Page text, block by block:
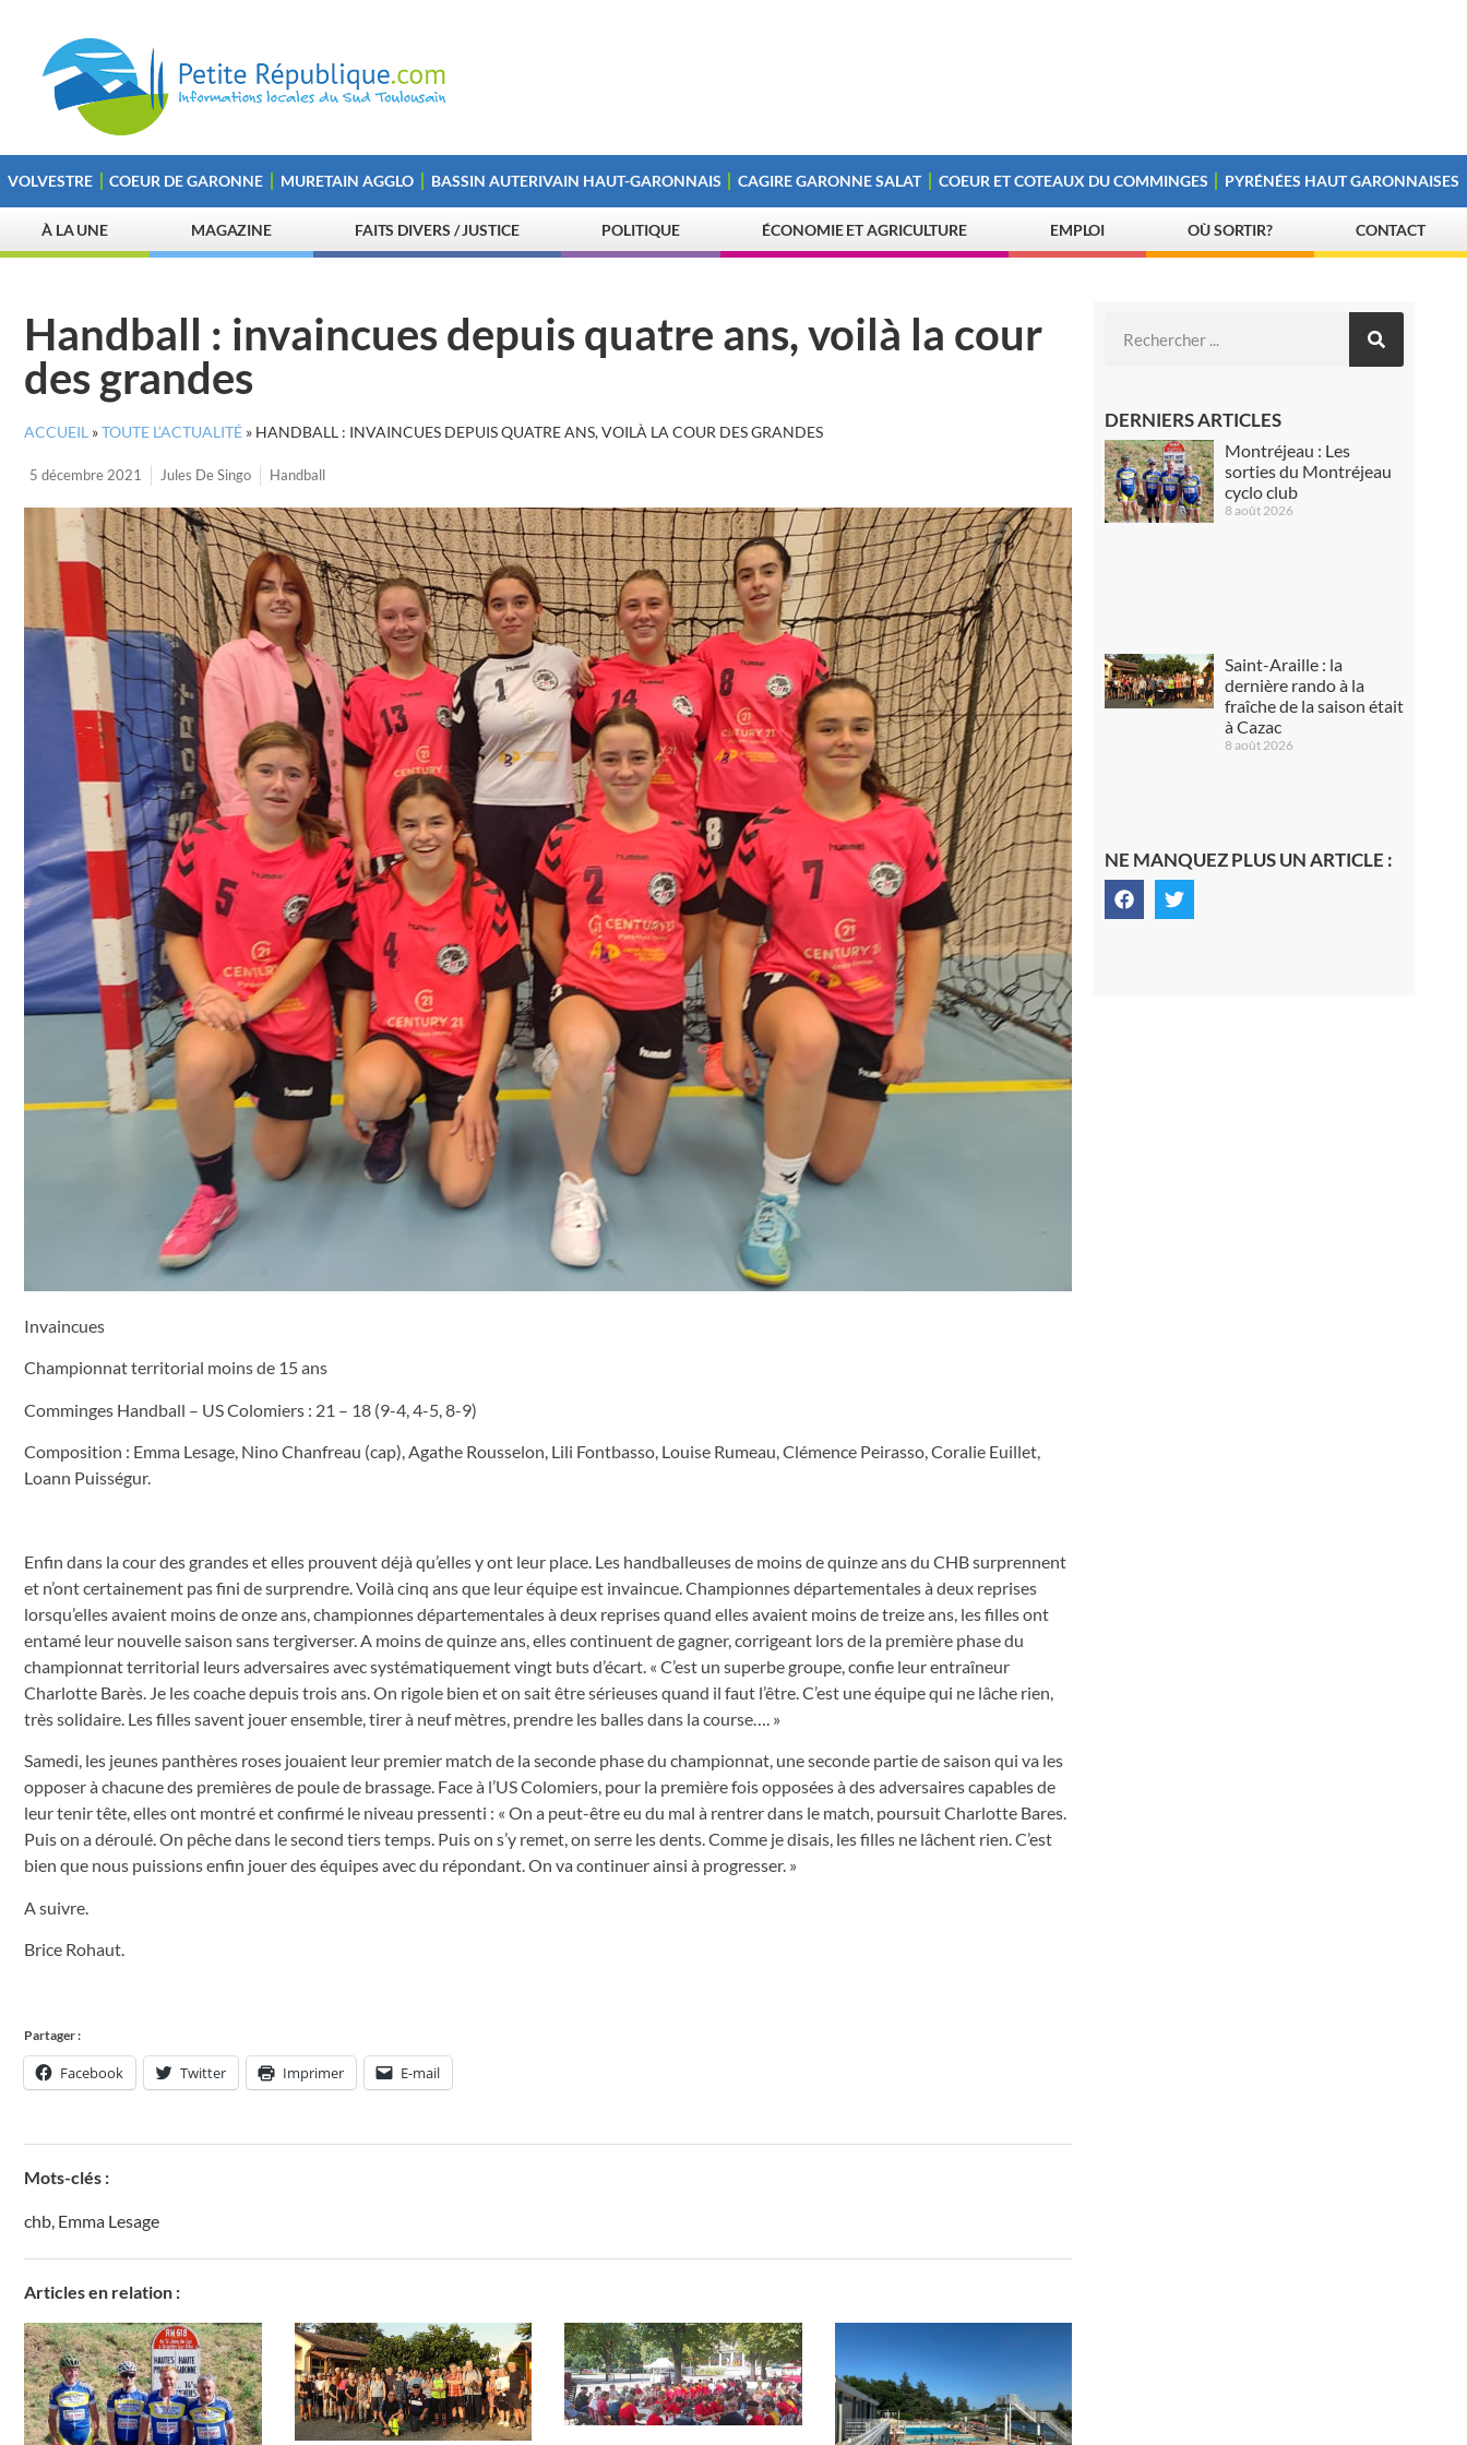
VOLVESTRE COEUR DE GARONNE MURETAIN AGGLO BASSIN AUTERIVAIN HAUT-GARONNAIS CAGIRE GARONNE SALAT COEUR ET COTEAUX DU COMMINGES PYRÉNÉES HAUT GARONNAISES
À LA UNE MAGAZINE FAITS DIVERS / JUSTICE POLITIQUE ÉCONOMIE ET AGRICULTURE EMPLOI OÙ SORTIR? CONTACT
Handball : invaincues depuis quatre ans, voilà la cour
des grandes
ACCUEIL »TOUTE L’ACTUALITÉ » HANDBALL : INVAINCUES DEPUIS QUATRE ANS, VOILÀ LA COUR DES GRANDES
5 décembre 2021 Jules De Singo Handball
Invaincues
Championnat territorial moins de 15 ans
Comminges Handball – US Colomiers : 21 – 18 (9-4, 4-5, 8-9)
Composition : Emma Lesage, Nino Chanfreau (cap), Agathe Rousselon, Lili Fontbasso, Louise Rumeau, Clémence Peirasso, Coralie Euillet,
Loann Puisségur.
Enfin dans la cour des grandes et elles prouvent déjà qu’elles y ont leur place. Les handballeuses de moins de quinze ans du CHB surprennent
et n’ont certainement pas fini de surprendre. Voilà cinq ans que leur équipe est invaincue. Championnes départementales à deux reprises
lorsqu’elles avaient moins de onze ans, championnes départementales à deux reprises quand elles avaient moins de treize ans, les filles ont
entamé leur nouvelle saison sans tergiverser. A moins de quinze ans, elles continuent de gagner, corrigeant lors de la première phase du
championnat territorial leurs adversaires avec systématiquement vingt buts d’écart. « C’est un superbe groupe, confie leur entraîneur
Charlotte Barès. Je les coache depuis trois ans. On rigole bien et on sait être sérieuses quand il faut l’être. C’est une équipe qui ne lâche rien,
très solidaire. Les filles savent jouer ensemble, tirer à neuf mètres, prendre les balles dans la course…. »
Samedi, les jeunes panthères roses jouaient leur premier match de la seconde phase du championnat, une seconde partie de saison qui va les
opposer à chacune des premières de poule de brassage. Face à l’US Colomiers, pour la première fois opposées à des adversaires capables de
leur tenir tête, elles ont montré et confirmé le niveau pressenti : « On a peut-être eu du mal à rentrer dans le match, poursuit Charlotte Bares.
Puis on a déroulé. On pêche dans le second tiers temps. Puis on s’y remet, on serre les dents. Comme je disais, les filles ne lâchent rien. C’est
bien que nous puissions enfin jouer des équipes avec du répondant. On va continuer ainsi à progresser. »
A suivre.
Brice Rohaut.
Partager :
Facebook Twitter Imprimer E-mail
Mots-clés :
chb, Emma Lesage
Articles en relation :
DERNIERS ARTICLES
Montréjeau : Les
sorties du Montréjeau
cyclo club
8 août 2026
Saint-Araille : la
dernière rando à la
fraîche de la saison était
à Cazac
8 août 2026
NE MANQUEZ PLUS UN ARTICLE :